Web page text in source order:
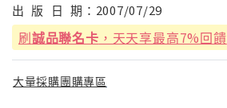
出 版 日 期： 2007/07/29
刷誠品聯名卡 ，天天享最高7%回饋
大量採購團購專區